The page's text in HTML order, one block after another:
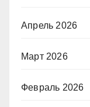
Апрель 2026
Март 2026
Февраль 2026